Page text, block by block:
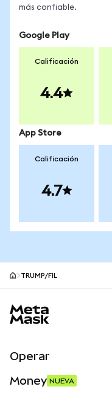
más confiable.
Google Play
Calificación
4.4
App Store
Calificación
4.7
TRUMP/FIL
Operar
Money NUEVA